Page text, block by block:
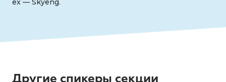
ex — Skyeng.
Другие спикеры секции